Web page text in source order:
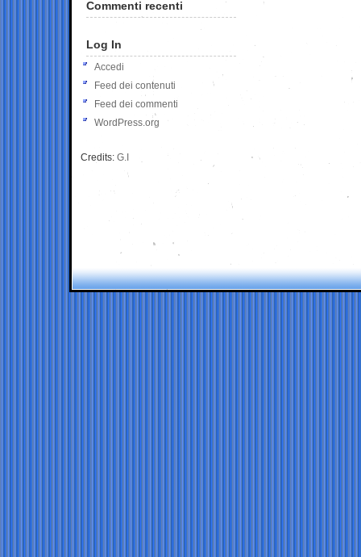
Commenti recenti
Log In
Accedi
Feed dei contenuti
Feed dei commenti
WordPress.org
Credits: G.I